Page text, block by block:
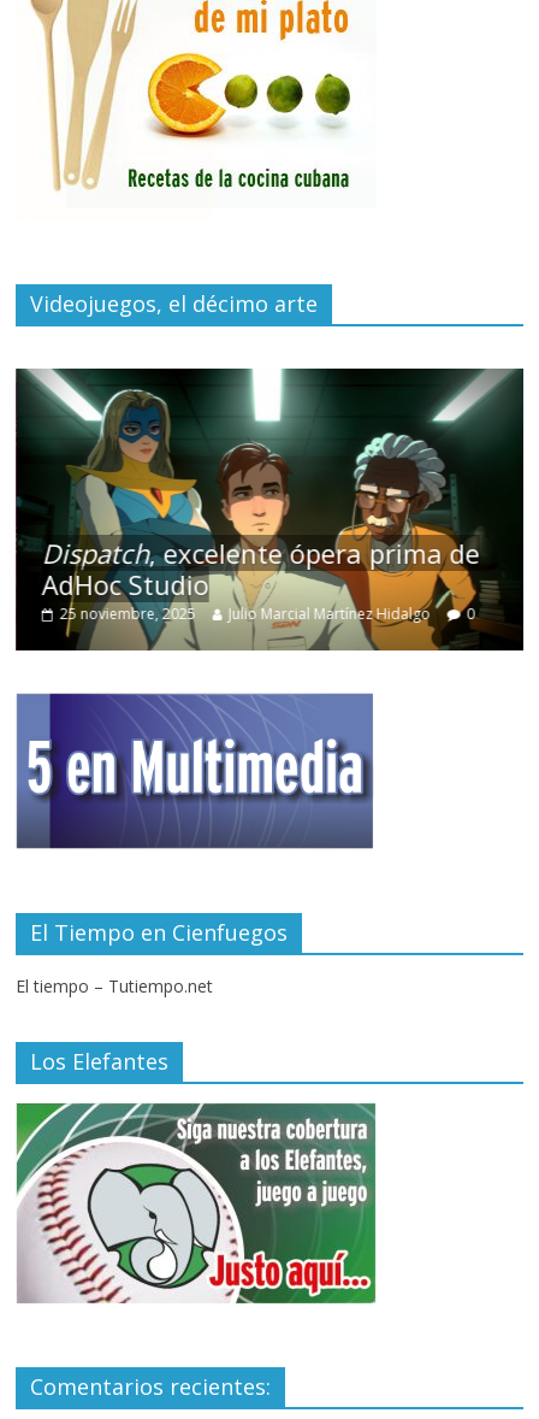
Videojuegos, el décimo arte
Dispatch, excelente ópera prima de
AdHoc Studio
25 noviembre, 2025 Julio Marcial Martínez Hidalgo 0
El Tiempo en Cienfuegos
El tiempo – Tutiempo.net
Los Elefantes
Comentarios recientes: